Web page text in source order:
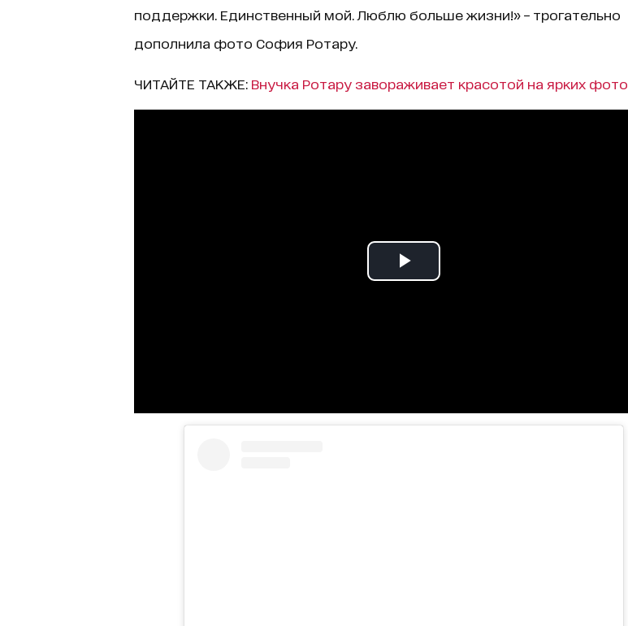
поддержки. Единственный мой. Люблю больше жизни!» – трогательно
дополнила фото София Ротару.
ЧИТАЙТЕ ТАКЖЕ: Внучка Ротару завораживает красотой на ярких фото